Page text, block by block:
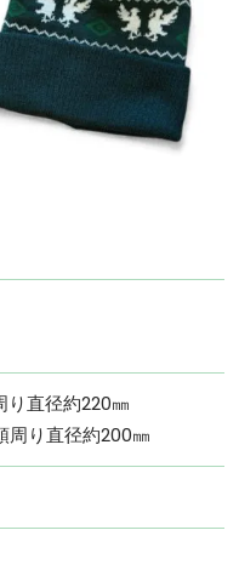
直径約220㎜
り直径約200㎜